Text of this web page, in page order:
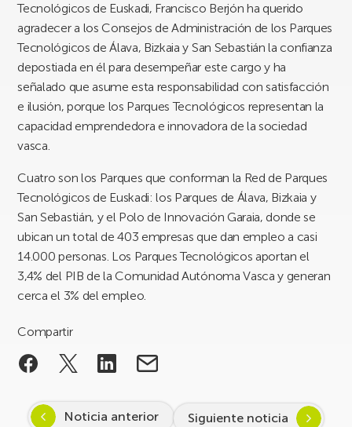
Tecnológicos de Euskadi, Francisco Berjón ha querido
agradecer a los Consejos de Administración de los Parques
Tecnológicos de Álava, Bizkaia y San Sebastián la confianza
depostiada en él para desempeñar este cargo y ha
señalado que asume esta responsabilidad con satisfacción
e ilusión, porque los Parques Tecnológicos representan la
capacidad emprendedora e innovadora de la sociedad
vasca.
Cuatro son los Parques que conforman la Red de Parques
Tecnológicos de Euskadi: los Parques de Álava, Bizkaia y
San Sebastián, y el Polo de Innovación Garaia, donde se
ubican un total de 403 empresas que dan empleo a casi
14.000 personas. Los Parques Tecnológicos aportan el
3,4% del PIB de la Comunidad Autónoma Vasca y generan
cerca el 3% del empleo.
Compartir
Noticia anterior Siguiente noticia